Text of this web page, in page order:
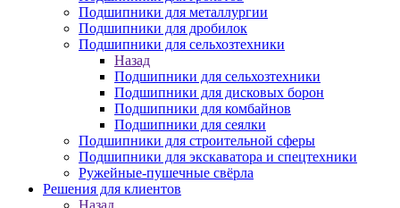
Подшипники для металлургии
Подшипники для дробилок
Подшипники для сельхозтехники
Назад
Подшипники для сельхозтехники
Подшипники для дисковых борон
Подшипники для комбайнов
Подшипники для сеялки
Подшипники для строительной сферы
Подшипники для экскаватора и спецтехники
Ружейные-пушечные свёрла
Решения для клиентов
Назад